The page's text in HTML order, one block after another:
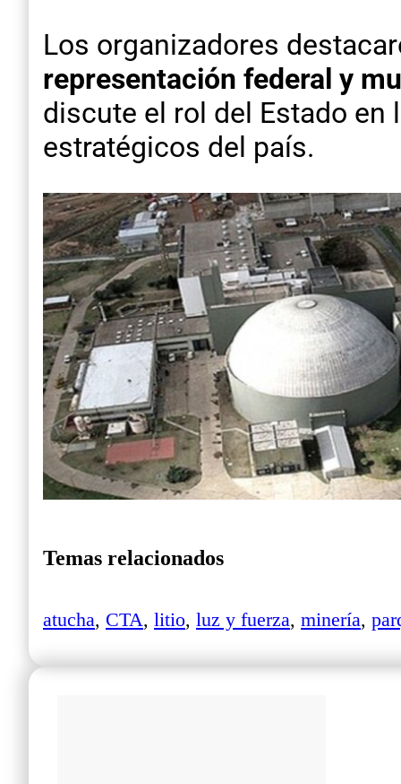
Los organizadores
representación federal y
discute el rol del Estado
estratégicos del país.
Temas relacionados
atucha, CTA, litio, luz y fuerza, minería,